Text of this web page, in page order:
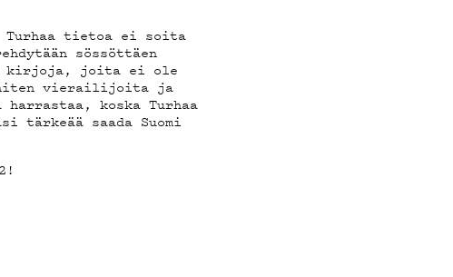
Turhaa tietoa ei soita
sössöttäen
kirjoja, joita ei ole
vierailijoita ja
koska Turhaa
saada Suomi